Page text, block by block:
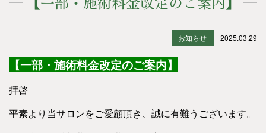
お知らせ 2025.03.29
【一部・施術料金改定のご案内】
拝啓
平素より当サロンをご愛顧頂き、誠に有難うございます。